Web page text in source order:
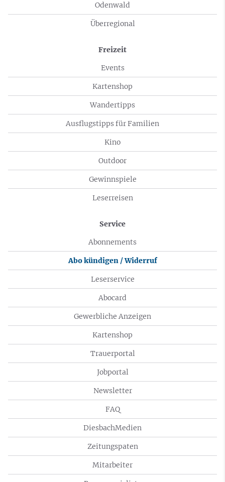
Odenwald
Überregional
Freizeit
Events
Kartenshop
Wandertipps
Ausflugstipps für Familien
Kino
Outdoor
Gewinnspiele
Leserreisen
Service
Abonnements
Abo kündigen / Widerruf
Leserservice
Abocard
Gewerbliche Anzeigen
Kartenshop
Trauerportal
Jobportal
Newsletter
FAQ
DiesbachMedien
Zeitungspaten
Mitarbeiter